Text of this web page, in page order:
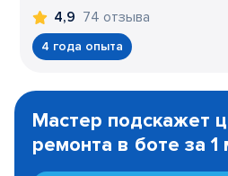
4,9 74 отзыва
4 года опыта
1
Мастер подскажет
ремонта в боте за 1